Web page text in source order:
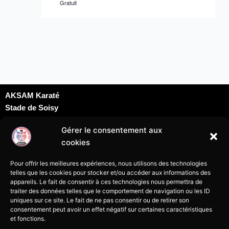
Gérer le consentement aux
cookies
Pour offrir les meilleures expériences, nous utilisons des technologies
telles que les cookies pour stocker et/ou accéder aux informations des
appareils. Le fait de consentir à ces technologies nous permettra de
traiter des données telles que le comportement de navigation ou les ID
uniques sur ce site. Le fait de ne pas consentir ou de retirer son
consentement peut avoir un effet négatif sur certaines caractéristiques
et fonctions.
Gratuit
AKSAM Karaté
Stade de Soisy
Rue du docteur Schweitzer
95230 Soisy sous Montmorency
07 69 24 09 69